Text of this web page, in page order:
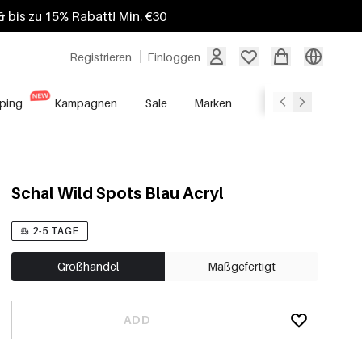
bis zu 15% Rabatt! Min. €30
Registrieren Einloggen
Kampagnen Sale Marken
Schal Wild Spots Blau Acryl
2-5 TAGE
Großhandel Maßgefertigt
ADD